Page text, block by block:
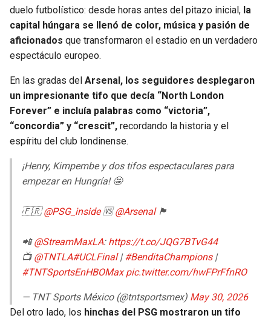
VIKINGS
FALCONS
PANTHERS
SAINTS
BUCCANEERS
THUNDER
TRAIL BLAZERS
JAZZ
duelo futbolístico: desde horas antes del pitazo inicial, la
capital húngara se llenó de color, música y pasión de
aficionados que transformaron el estadio en un verdadero
espectáculo europeo.
En las gradas del Arsenal, los seguidores desplegaron
un impresionante tifo que decía “North London
Forever” e incluía palabras como “victoria”,
“concordia” y “crescit”, recordando la historia y el
espíritu del club londinense.
¡Henry, Kimpembe y dos tifos espectaculares para
empezar en Hungría! 🤩
🇫🇷@PSG_inside🆚@Arsenal🏴󠁧󠁢󠁥󠁮󠁧󠁿
📲@StreamMaxLA: https://t.co/JQG7BTvG44
📺 @TNTLA#UCLFinal|#BenditaChampions|
#TNTSportsEnHBOMax pic.twitter.com/hwFPrFfnRO
— TNT Sports México (@tntsportsmex) May 30, 2026
Del otro lado, los hinchas del PSG mostraron un tifo